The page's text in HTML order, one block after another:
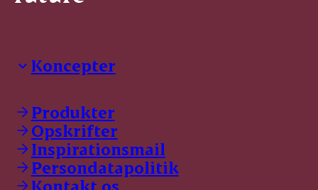
Koncepter
Dyrbar
GØL
Tulip
Friland
Dansk Kødkvæg
STOLT
Produkter
Opskrifter
Inspirationsmail
Persondatapolitik
Kontakt os